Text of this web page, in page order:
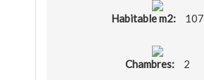
Habitable m2: 107
Chambres: 2